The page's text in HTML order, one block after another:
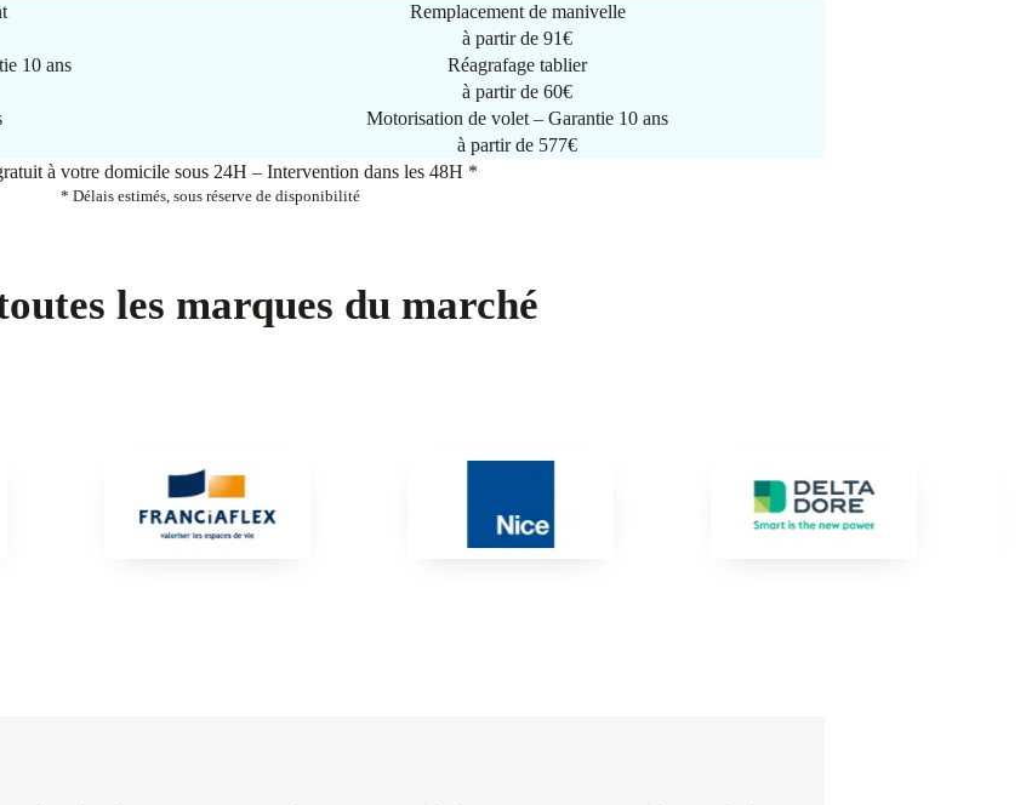
Remplacement de manivelle
à partir de91€
10 ans
Réagrafage tablier
à partir de60€
Motorisation de volet – Garantie 10 ans
à partir de 577€
à votre domicile sous 24H – Intervention dans les 48H *
* Délais estimés, sous réserve de disponibilité
les marques du marché